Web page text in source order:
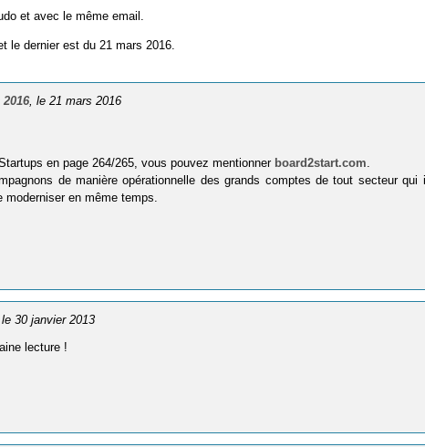
et avec le même email.
le dernier est du 21 mars 2016.
, le 21 mars 2016
en page 264/265, vous pouvez mentionner board2start.com.
de manière opérationnelle des grands comptes de tout secteur qui
moderniser en même temps.
, le 30 janvier 2013
lecture !